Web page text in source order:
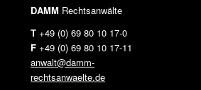
DAMM Rechtsanwälte
T +49 (0) 69 80 10 17-0
F +49 (0) 69 80 10 17-11
anwalt@damm-
rechtsanwaelte.de